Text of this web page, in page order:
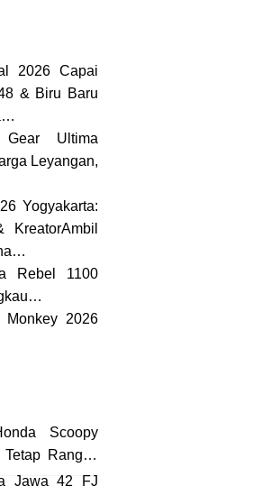
2026 Capai
& Biru Baru
Gear Ultima
Leyangan,
Yogyakarta:
KreatorAmbil
Rebel 1100
Monkey 2026
Scoopy
Rangka
Jawa 42 FJ